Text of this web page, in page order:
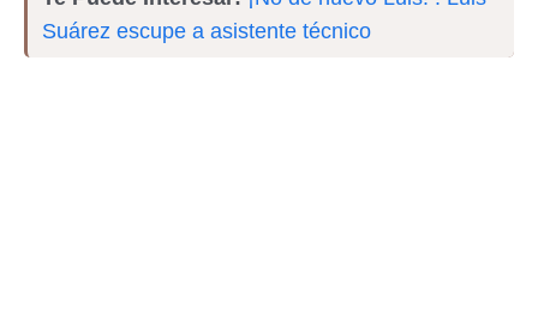
Suárez escupe a asistente técnico